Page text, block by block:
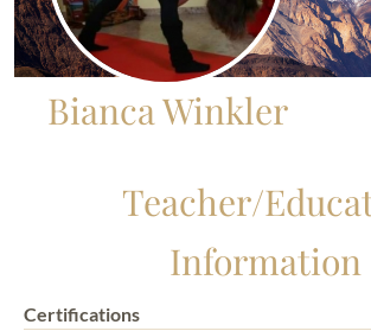
Bianca Winkler
Teacher/
Information
Certifications